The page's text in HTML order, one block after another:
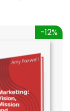
-12%